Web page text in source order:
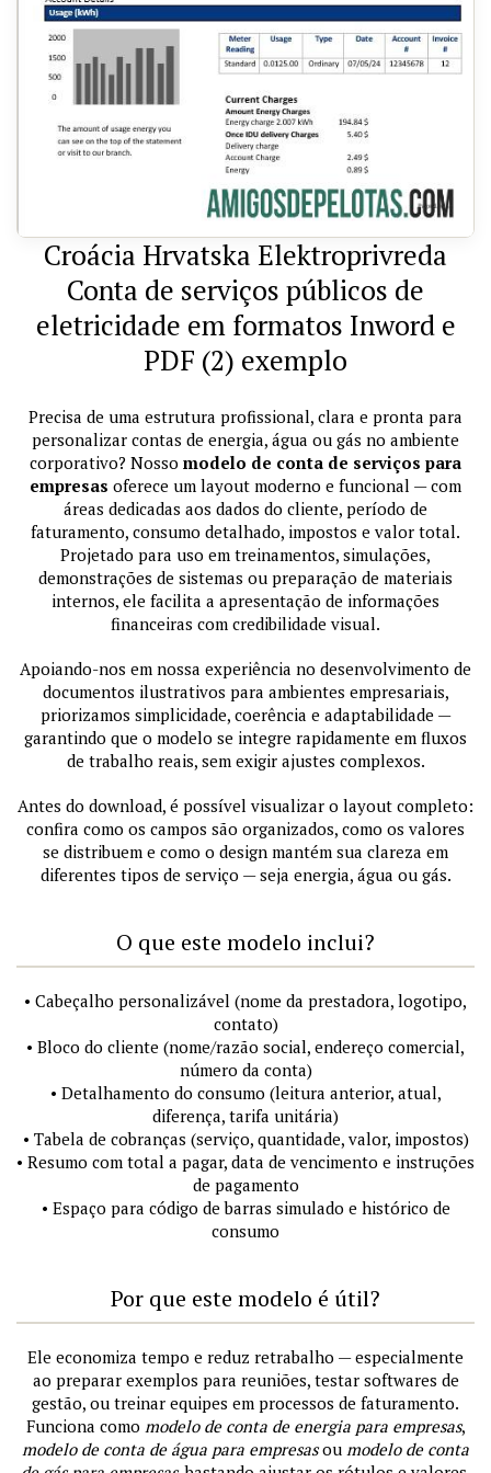
Croácia Hrvatska Elektroprivreda
Conta de serviços públicos de
eletricidade em formatos Inword e
PDF (2) exemplo
Precisa de uma estrutura profissional, clara e pronta para
personalizar contas de energia, água ou gás no ambiente
corporativo? Nosso modelo de conta de serviços para
empresas oferece um layout moderno e funcional — com
áreas dedicadas aos dados do cliente, período de
faturamento, consumo detalhado, impostos e valor total.
Projetado para uso em treinamentos, simulações,
demonstrações de sistemas ou preparação de materiais
internos, ele facilita a apresentação de informações
financeiras com credibilidade visual.
Apoiando-nos em nossa experiência no desenvolvimento de
documentos ilustrativos para ambientes empresariais,
priorizamos simplicidade, coerência e adaptabilidade —
garantindo que o modelo se integre rapidamente em fluxos
de trabalho reais, sem exigir ajustes complexos.
Antes do download, é possível visualizar o layout completo:
confira como os campos são organizados, como os valores
se distribuem e como o design mantém sua clareza em
diferentes tipos de serviço — seja energia, água ou gás.
O que este modelo inclui?
• Cabeçalho personalizável (nome da prestadora, logotipo,
contato)
• Bloco do cliente (nome/razão social, endereço comercial,
número da conta)
• Detalhamento do consumo (leitura anterior, atual,
diferença, tarifa unitária)
• Tabela de cobranças (serviço, quantidade, valor, impostos)
• Resumo com total a pagar, data de vencimento e instruções
de pagamento
• Espaço para código de barras simulado e histórico de
consumo
Por que este modelo é útil?
Ele economiza tempo e reduz retrabalho — especialmente
ao preparar exemplos para reuniões, testar softwares de
gestão, ou treinar equipes em processos de faturamento.
Funciona como modelo de conta de energia para empresas,
modelo de conta de água para empresasou modelo de conta